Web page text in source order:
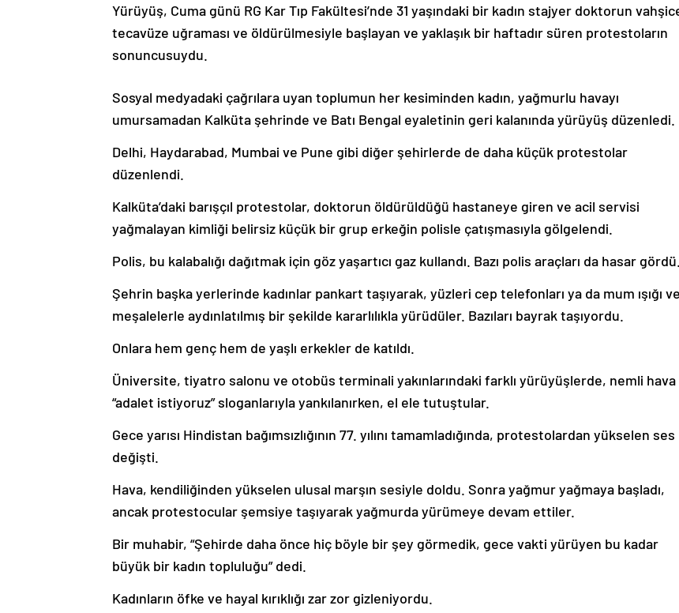
Yürüyüş, Cuma günü RG Kar Tıp Fakültesi’nde 31 yaşındaki bir kadın stajyer doktorun
tecavüze uğraması ve öldürülmesiyle başlayan ve yaklaşık bir haftadır süren protestoların
sonuncusuydu.
Sosyal medyadaki çağrılara uyan toplumun her kesiminden kadın, yağmurlu havayı
umursamadan Kalküta şehrinde ve Batı Bengal eyaletinin geri kalanında yürüyüş düzenledi.
Delhi, Haydarabad, Mumbai ve Pune gibi diğer şehirlerde de daha küçük protestolar
düzenlendi.
Kalküta’daki barışçıl protestolar, doktorun öldürüldüğü hastaneye giren ve acil servisi
yağmalayan kimliği belirsiz küçük bir grup erkeğin polisle çatışmasıyla gölgelendi.
Polis, bu kalabalığı dağıtmak için göz yaşartıcı gaz kullandı. Bazı polis araçları da hasar gördü.
Şehrin başka yerlerinde kadınlar pankart taşıyarak, yüzleri cep telefonları ya da mum ışığı ve
meşalelerle aydınlatılmış bir şekilde kararlılıkla yürüdüler. Bazıları bayrak taşıyordu.
Onlara hem genç hem de yaşlı erkekler de katıldı.
Üniversite, tiyatro salonu ve otobüs terminali yakınlarındaki farklı yürüyüşlerde, nemli hava
“adalet istiyoruz” sloganlarıyla yankılanırken, el ele tutuştular.
Gece yarısı Hindistan bağımsızlığının 77. yılını tamamladığında, protestolardan yükselen ses
değişti.
Hava, kendiliğinden yükselen ulusal marşın sesiyle doldu. Sonra yağmur yağmaya başladı,
ancak protestocular şemsiye taşıyarak yağmurda yürümeye devam ettiler.
Bir muhabir, “Şehirde daha önce hiç böyle bir şey görmedik, gece vakti yürüyen bu kadar
büyük bir kadın topluluğu” dedi.
Kadınların öfke ve hayal kırıklığı zar zor gizleniyordu.